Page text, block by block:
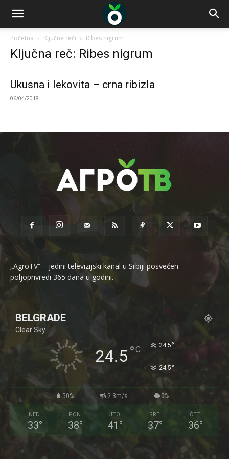
Početna Ključne reči Ribes nigrum
Ključna reč: Ribes nigrum
Ukusna i lekovita – crna ribizla
06/04/2018
„AgroTV“ – jedini televizijski kanal u Srbiji posvećen
poljoprivredi 365 dana u godini.
BELGRADE
Clear Sky
24.5°C 24.5°
24.5°
50% 2.3m/s 0%
NED
33°
PON
38°
UTO
41 °
SRE
37°
ČET
36°